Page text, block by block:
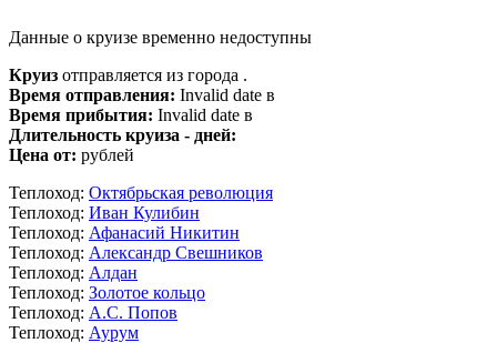
Данные о круизе временно недоступны
Круиз отправляется из города .
Время отправления: Invalid date в
Время прибытия: Invalid date в
Длительность круиза - дней:
Цена от: рублей
Теплоход: Октябрьская революция
Теплоход: Иван Кулибин
Теплоход: Афанасий Никитин
Теплоход: Александр Свешников
Теплоход: Алдан
Теплоход: Золотое кольцо
Теплоход: А.С. Попов
Теплоход: Аурум